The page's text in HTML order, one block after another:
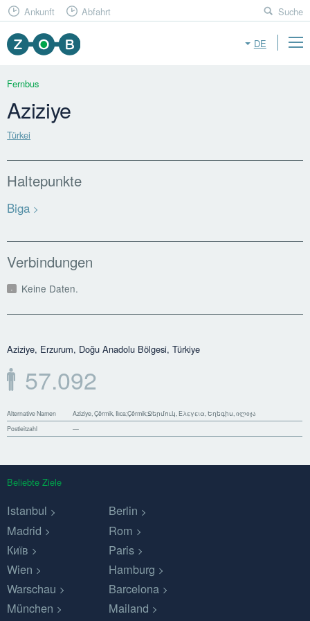
DE
Ankunft Abfahrt Suche
Fernbus
Aziziye
Türkei
Haltepunkte
Biga
Verbindungen
Keine Daten.
Aziziye, Erzurum, Doğu Anadolu Bölgesi, Türkiye
57.092
Alternative Namen
Aziziye, Çêrmik, Ilıca;Çêrmik;Ջերմուկ, Ελεγεια, Եղեգիս, ილიჯა
Postleitzahl
—
Beliebte Ziele
Istanbul
Berlin
Madrid
Rom
Київ
Paris
Wien
Hamburg
Warschau
Barcelona
München
Mailand